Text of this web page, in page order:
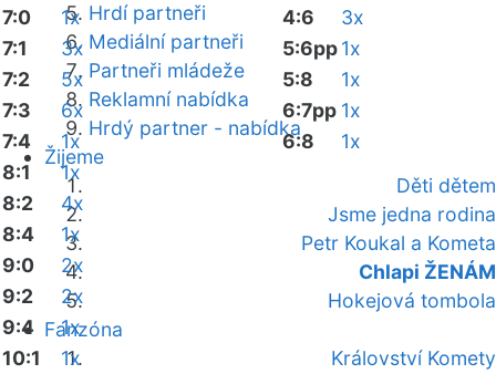
Hrdí partneři
Mediální partneři
Partneři mládeže
Reklamní nabídka
Hrdý partner - nabídka
Žijeme
Děti dětem
Jsme jedna rodina
Petr Koukal a Kometa
Chlapi ŽENÁM
Hokejová tombola
Fanzóna
Království Komety
7:0
1x
7:1
3x
7:2
5x
7:3
6x
7:4
1x
8:1
1x
8:2
4x
8:4
1x
9:0
2x
9:2
2x
9:4
1x
10:1
1x
4:6
3x
5:6pp1x
5:8
1x
6:7pp 1x
6:8
1x